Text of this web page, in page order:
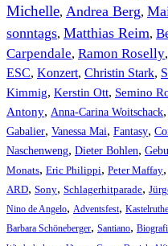
Michelle, Andrea Berg,
sonntags, Matthias Reim,
Carpendale, Ramon Roselly,
ESC, Konzert, Christin Stark,
Kimmig, Kerstin Ott, Semino
Antony, Anna-Carina Woitschack,
Gabalier, Vanessa Mai, Fantasy,
Naschenweng, Dieter Bohlen,
Monats, Eric Philippi, Peter Maffay,
ARD, Sony, Schlagerhitparade,
Nino de Angelo, Adventsfest,
Barbara Schöneberger, Santiano,